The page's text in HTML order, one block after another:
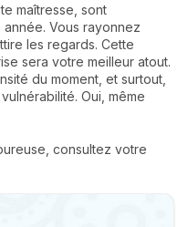
maîtresse, sont
Vous rayonnez
les regards. Cette
sera votre meilleur atout.
du moment, et surtout,
Oui, même
consultez votre